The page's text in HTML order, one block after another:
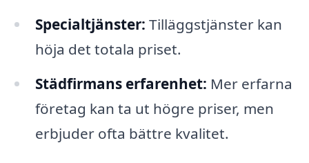
Specialtjänster: Tilläggstjänster kan
höja det totala priset.
Städfirmans erfarenhet: Mer erfarna
företag kan ta ut högre priser, men
erbjuder ofta bättre kvalitet.